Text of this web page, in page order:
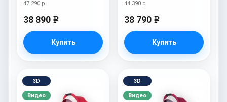
47 290 р
38 890 e
Купить
44 390 р
38 790 e
Купить
3D
Видео
3D
Видео